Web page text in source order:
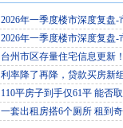
2026年一季度楼市深度复盘
2026年一季度楼市深度复盘
台州市区存量住宅信息更新
利率降了再降，贷款买房新
110平房子到手仅61平 能否
一套出租房搭6个厕所 租到